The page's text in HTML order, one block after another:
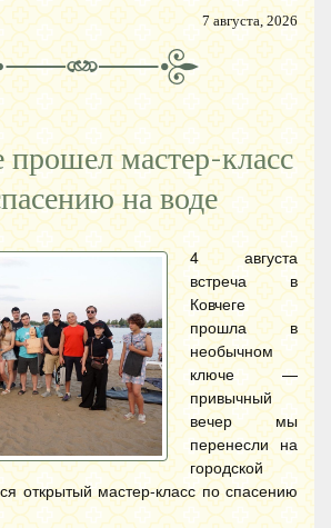
7 августа, 2026
прошел мастер-класс
на воде
4 августа
встреча в
Ковчеге
прошла в
необычном
ключе —
привычный
вечер мы
перенесли на
городской
открытый мастер-класс по спасению